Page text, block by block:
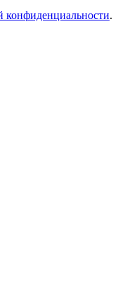
конфиденциальности.